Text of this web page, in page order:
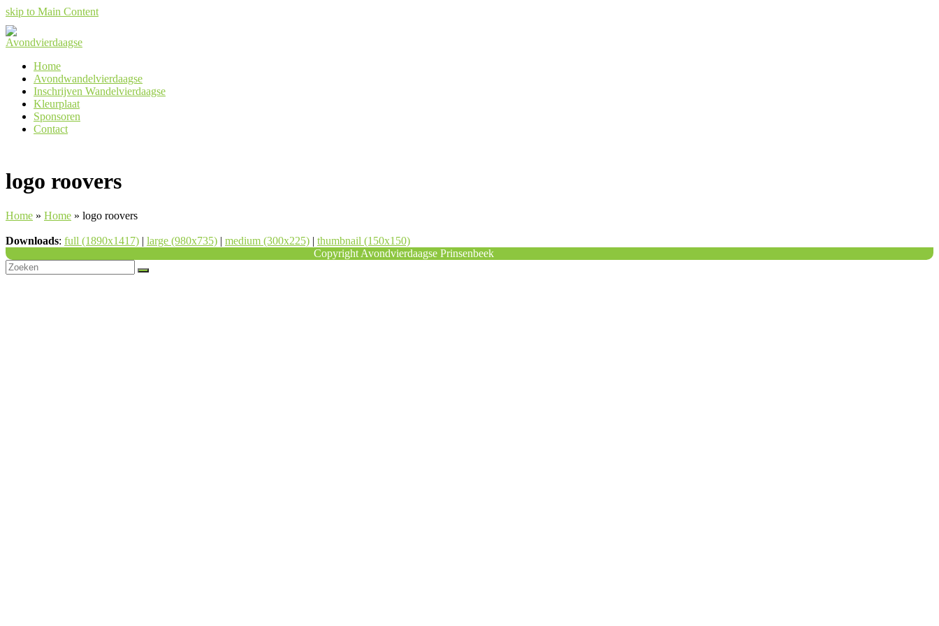
skip to Main Content
Home
Avondwandelvierdaagse
Inschrijven Wandelvierdaagse
Kleurplaat
Sponsoren
Contact
logo roovers
Home » Home » logo roovers
Downloads: full (1890x1417) | large (980x735) | medium (300x225) | thumbnail (150x150)
Copyright Avondvierdaagse Prinsenbeek